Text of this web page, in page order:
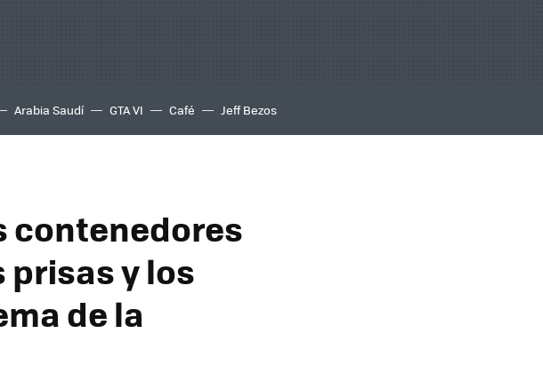
Arabia Saudí GTA VI Café Jeff Bezos
contenedores
prisas y los
de la